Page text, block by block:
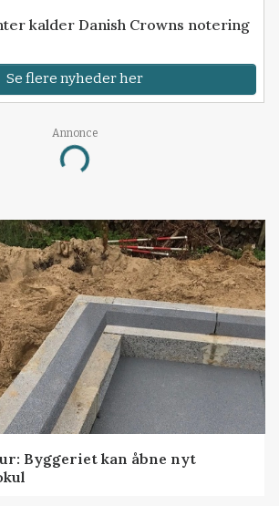
kalder Danish Crowns notering
Se flere nyheder her
Annonce
Loading...
Byggeriet kan åbne nyt